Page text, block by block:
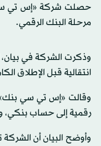
حصلت شركة «إس تي سي
مرحلة البنك الرقمي.
وذكرت الشركة في
انتقالية قبل الإطلاق
وقالت «إس تي سي بنك»
رقمية إلى حساب
وأوضح البيان أن